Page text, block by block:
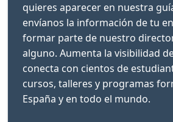
quieres aparecer en nuestra
envíanos la información de tu
formar parte de nuestro
alguno. Aumenta la visibilidad
conecta con cientos de
cursos, talleres y programas
España y en todo el mundo.